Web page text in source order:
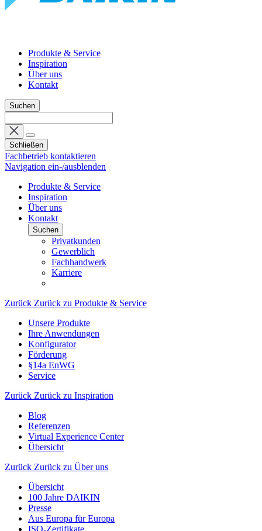
Produkte & Service
Inspiration
Über uns
Kontakt
Suchen
Schließen
Fachbetrieb kontaktieren
Navigation ein-/ausblenden
Produkte & Service
Inspiration
Über uns
Kontakt
Suchen
Privatkunden
Gewerblich
Fachhandwerk
Karriere
Zurück Zurück zu Produkte & Service
Unsere Produkte
Ihre Anwendungen
Konfigurator
Förderung
§14a EnWG
Service
Zurück Zurück zu Inspiration
Blog
Referenzen
Virtual Experience Center
Übersicht
Zurück Zurück zu Über uns
Übersicht
100 Jahre DAIKIN
Presse
Aus Europa für Europa
ISO-Zertifikate